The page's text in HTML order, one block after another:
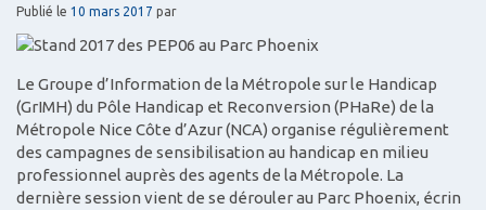
i
Publié le 10 mars 2017 par
Le Groupe d’Information de la Métropole sur le Handicap
(GrIMH) du Pôle Handicap et Reconversion (PHaRe) de la
Métropole Nice Côte d’Azur (NCA) organise régulièrement
des campagnes de sensibilisation au handicap en milieu
professionnel auprès des agents de la Métropole. La
dernière session vient de se dérouler au Parc Phoenix, écrin